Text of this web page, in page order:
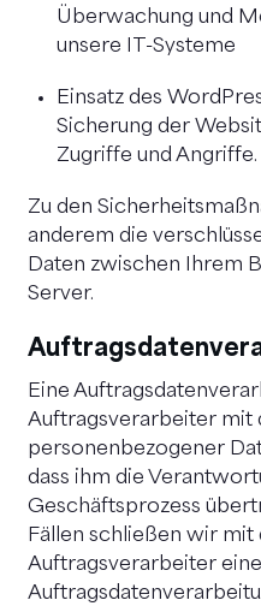
Überwachung und
unsere IT-Systeme
Einsatz des
Sicherung der
Zugriffe und Angriffe.
Zu den
anderem die
Daten zwischen Ihrem
Server.
Eine
Auftragsverarbeiter mit
personenbezogener
dass ihm die
Geschäftsprozess
Fällen schließen wir mit
Auftragsverarbeiter